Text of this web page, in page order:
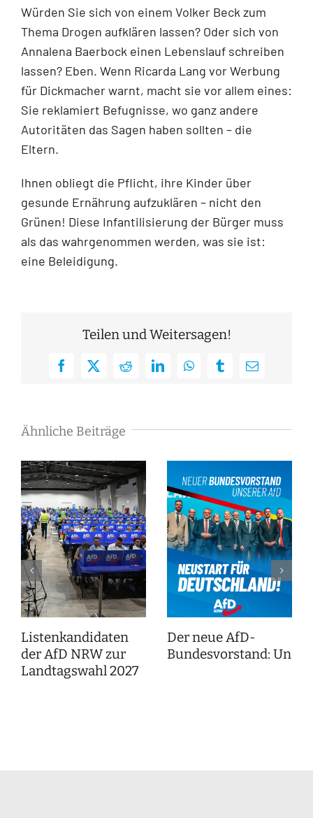
Würden Sie sich von einem Volker Beck zum
Thema Drogen aufklären lassen? Oder sich von
Annalena Baerbock einen Lebenslauf schreiben
lassen? Eben. Wenn Ricarda Lang vor Werbung
für Dickmacher warnt, macht sie vor allem eines:
Sie reklamiert Befugnisse, wo ganz andere
Autoritäten das Sagen haben sollten – die
Eltern.
Ihnen obliegt die Pflicht, ihre Kinder über
gesunde Ernährung aufzuklären – nicht den
Grünen! Diese Infantilisierung der Bürger muss
als das wahrgenommen werden, was sie ist:
eine Beleidigung.
Teilen und Weitersagen!
Facebook
X RedditLinkedInWhatsAppTumblrE-
Ähnliche Beiträge
Listenkandidaten
der AfD NRW zur
Landtagswahl 2027
Der neue AfD-
Bundesvorstand: